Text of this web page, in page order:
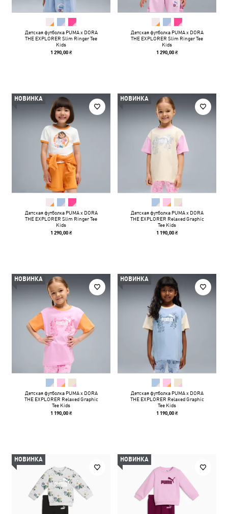
Детская футболка PUMA x DORA
THE EXPLORER Slim Ringer Tee
Kids
1 290,00 ₴
Детская футболка PUMA x DORA
THE EXPLORER Slim Ringer Tee
Kids
1 290,00 ₴
НОВИНКА
Детская футболка PUMA x DORA
THE EXPLORER Slim Ringer Tee
Kids
1 290,00 ₴
НОВИНКА
Детская футболка PUMA x DORA
THE EXPLORER Relaxed Graphic
Tee Kids
1 190,00 ₴
НОВИНКА
Детская футболка PUMA x DORA
THE EXPLORER Relaxed Graphic
Tee Kids
1 190,00 ₴
НОВИНКА
Детская футболка PUMA x DORA
THE EXPLORER Relaxed Graphic
Tee Kids
1 190,00 ₴
НОВИНКА НОВИНКА